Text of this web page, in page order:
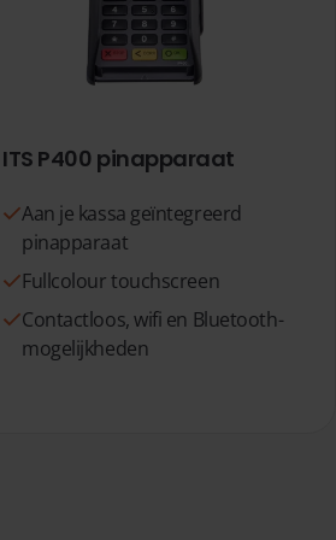
ITS P400 pinapparaat
Aan je kassa geïntegreerd
pinapparaat
Fullcolour touchscreen
Contactloos, wifi en Bluetooth-
mogelijkheden